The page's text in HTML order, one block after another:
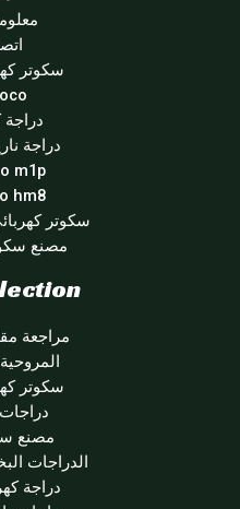
سكوتر
دراجة
دراجة
m1p
hm8
سكوتر
مصنع
مراجعة
المروحية citycoco
سكوتر
دراجات
مصنع
الدراجات
دراجة